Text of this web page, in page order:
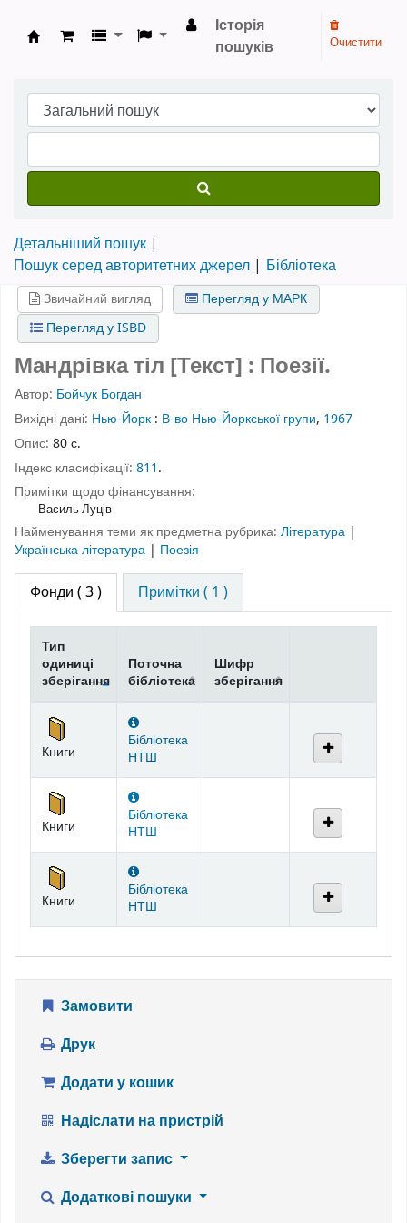
Бібліотека НТШ › Електронний каталог
Історія
пошуків
Очистити
Детальніший пошук
Пошук серед авторитетних джерел
Бібліотека
Звичайний вигляд
Перегляд у МАРК
Перегляд у ISBD
Мандрівка тіл [Текст] : Поезії.
Автор: Бойчук Богдан
Вихідні дані: Нью-Йорк : В-во Нью-Йоркської групи, 1967
Опис: 80 с.
Індекс класифікації: 811.
Примітки щодо фінансування:
Василь Луців
Найменування теми як предметна рубрика: Література |
Українська література | Поезія
Фонди ( 3 ) Примітки ( 1 )
Фонди
Тип
одиниці
зберігання
Поточна
бібліотека
Шифр
зберігання
Книги
Бібліотека
НТШ
Книги
Бібліотека
НТШ
Книги
Бібліотека
НТШ
Замовити
Друк
Додати у кошик
Надіслати на пристрій
Зберегти запис
Додаткові пошуки